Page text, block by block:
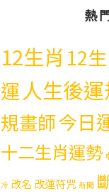
熱
12生肖 12
運人生後
規畫師今日
十二生肖運勢
冷 改名 改運符咒 新聞